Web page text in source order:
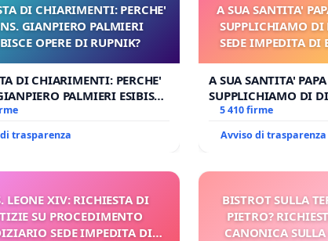
DI CHIARIMENTI: PERCHE'
GIANPIERO PALMIERI
OPERE DI RUPNIK?
DI CHIARIMENTI: PERCHE'
PALMIERI ESIBISCE
RUPNIK?
trasparenza
A SUA SANTITA'
SUPPLICHIAMO DI
SEDE IMPEDITA DI
A SUA SANTITA'
SUPPLICHIAMO DI
SEDE IMPEDITA DI
PROCESSO
5 410 firme
Avviso di trasparenza
LEONE XIV: RICHIESTA DI
SU PROCEDIMENTO
SEDE IMPEDITA DI
BISTROT SULLA
PIETRO?
CANONICA SULLA